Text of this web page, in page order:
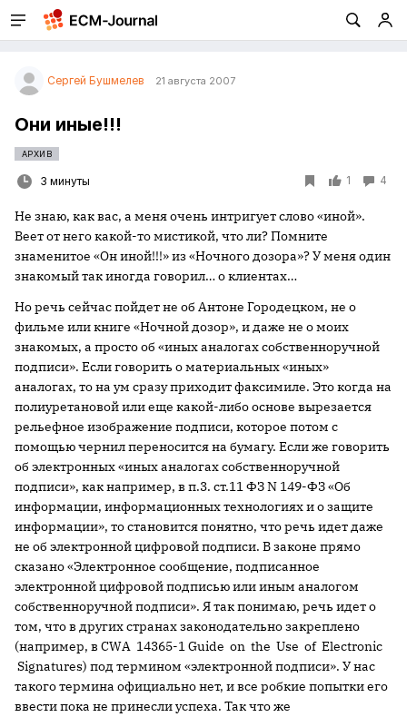
Сергей Бушмелев 21 августа 2007
Они иные!!!
АРХИВ
3 минуты 1 4
Не знаю, как вас, а меня очень интригует слово «иной».
Веет от него какой-то мистикой, что ли? Помните
знаменитое «Он иной!!!» из «Ночного дозора»? У меня один
знакомый так иногда говорил… о клиентах…
Но речь сейчас пойдет не об Антоне Городецком, не о
фильме или книге «Ночной дозор», и даже не о моих
знакомых, а просто об «иных аналогах собственноручной
подписи». Если говорить о материальных «иных»
аналогах, то на ум сразу приходит факсимиле. Это когда на
полиуретановой или еще какой-либо основе вырезается
рельефное изображение подписи, которое потом с
помощью чернил переносится на бумагу. Если же говорить
об электронных «иных аналогах собственноручной
подписи», как например, в п.3. ст.11 ФЗ N 149-ФЗ «Об
информации, информационных технологиях и о защите
информации», то становится понятно, что речь идет даже
не об электронной цифровой подписи. В законе прямо
сказано «Электронное сообщение, подписанное
электронной цифровой подписью или иным аналогом
собственноручной подписи». Я так понимаю, речь идет о
том, что в других странах законодательно закреплено
(например, в CWA 14365-1 Guide on the Use of Electronic
Signatures) под термином «электронной подписи». У нас
такого термина официально нет, и все робкие попытки его
ввести пока не принесли успеха. Так что же